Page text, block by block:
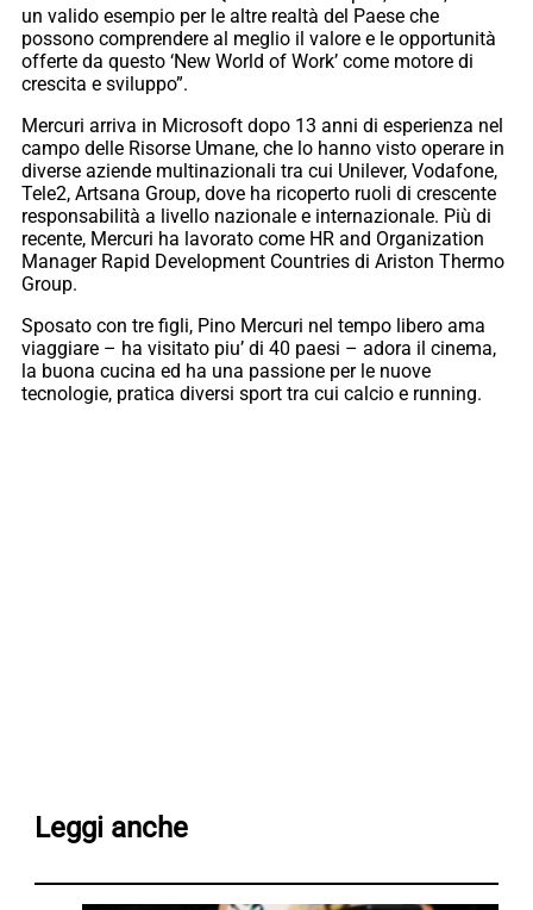
un valido esempio per le altre realtà del Paese che
possono comprendere al meglio il valore e le opportunità
offerte da questo ‘New World of Work’ come motore di
crescita e sviluppo”.
Mercuri arriva in Microsoft dopo 13 anni di esperienza nel
campo delle Risorse Umane, che lo hanno visto operare in
diverse aziende multinazionali tra cui Unilever, Vodafone,
Tele2, Artsana Group, dove ha ricoperto ruoli di crescente
responsabilità a livello nazionale e internazionale. Più di
recente, Mercuri ha lavorato come HR and Organization
Manager Rapid Development Countries di Ariston Thermo
Group.
Sposato con tre figli, Pino Mercuri nel tempo libero ama
viaggiare – ha visitato piu’ di 40 paesi – adora il cinema,
la buona cucina ed ha una passione per le nuove
tecnologie, pratica diversi sport tra cui calcio e running.
Leggi anche